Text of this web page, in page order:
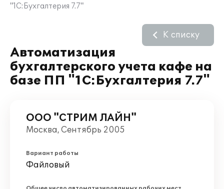
"1С:Бухгалтерия 7.7"
Автоматизация
бухгалтерского учета кафе на
базе ПП "1С:Бухгалтерия 7.7"
К списку
ООО "СТРИМ ЛАЙН"
Москва, Сентябрь 2005
Вариант работы
Файловый